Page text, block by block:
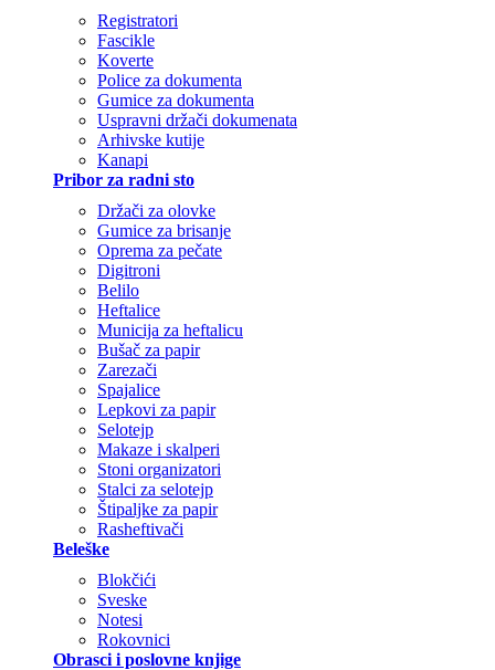
Registratori
Fascikle
Koverte
Police za dokumenta
Gumice za dokumenta
Uspravni držači dokumenata
Arhivske kutije
Kanapi
Pribor za radni sto
Držači za olovke
Gumice za brisanje
Oprema za pečate
Digitroni
Belilo
Heftalice
Municija za heftalicu
Bušač za papir
Zarezači
Spajalice
Lepkovi za papir
Selotejp
Makaze i skalperi
Stoni organizatori
Stalci za selotejp
Štipaljke za papir
Rasheftivači
Beleške
Blokčići
Sveske
Notesi
Rokovnici
Obrasci i poslovne knjige